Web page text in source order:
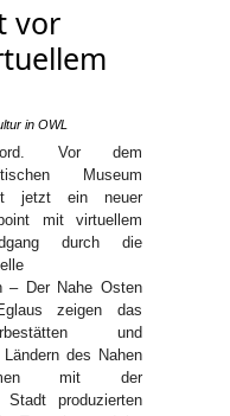
vor
in OWL
Vor dem
Museum
jetzt ein neuer
mit virtuellem
durch die
– Der Nahe Osten
zeigen das
und
des Nahen
mit der
Stadt produzierten